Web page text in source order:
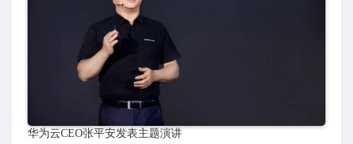
华为云CEO张平安发表主题演讲